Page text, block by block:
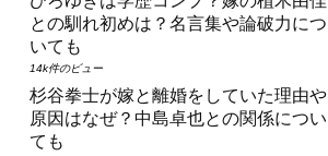
との馴れ初めは？名言集や論破力につ
いても
14k件のビュー
杉谷拳士が嫁と離婚をしていた理由や
原因はなぜ？中島卓也との関係につい
ても